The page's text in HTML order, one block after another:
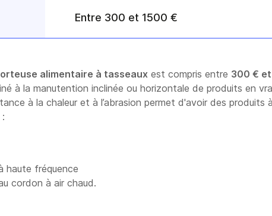
Entre 300 et 1500 €
alimentaire à tasseaux est compris entre 300 €
à la manutention inclinée ou horizontale de produits en
à la chaleur et à l’abrasion permet d'avoir des produits
haute fréquence
cordon à air chaud.